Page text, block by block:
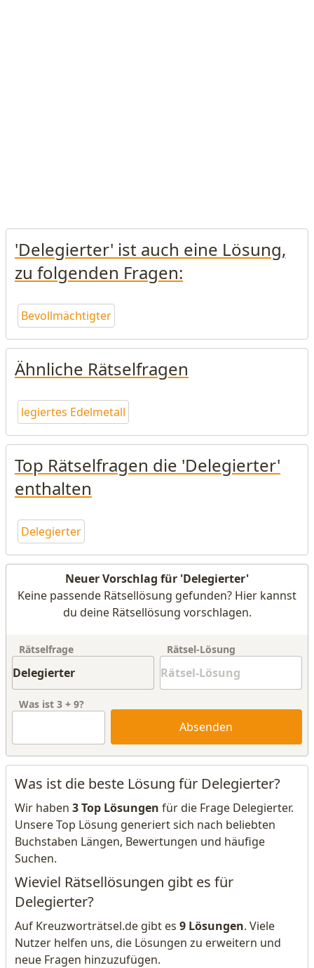
'Delegierter' ist auch eine Lösung,
zu folgenden Fragen:
Bevollmächtigter
Ähnliche Rätselfragen
legiertes Edelmetall
Top Rätselfragen die 'Delegierter'
enthalten
Delegierter
Neuer Vorschlag für 'Delegierter'
Keine passende Rätsellösung gefunden? Hier kannst
du deine Rätsellösung vorschlagen.
Rätselfrage Rätsel-Lösung
Was ist 3 + 9?
Absenden
Was ist die beste Lösung für Delegierter?
Wir haben 3 Top Lösungen für die Frage Delegierter.
Unsere Top Lösung generiert sich nach beliebten
Buchstaben Längen, Bewertungen und häufige
Suchen.
Wieviel Rätsellösungen gibt es für
Delegierter?
Auf Kreuzworträtsel.de gibt es 9 Lösungen. Viele
Nutzer helfen uns, die Lösungen zu erweitern und
neue Fragen hinzuzufügen.